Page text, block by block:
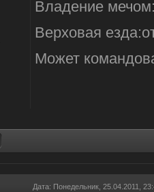
Владение
Верховая
Может
Дата: Понедельник, 25.04.2011,